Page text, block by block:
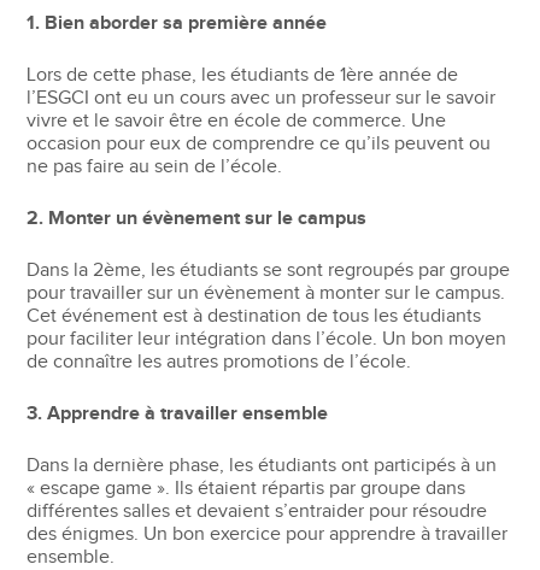
1. Bien aborder sa première année
Lors de cette phase, les étudiants de 1ère année de
l’ESGCI ont eu un cours avec un professeur sur le savoir
vivre et le savoir être en école de commerce. Une
occasion pour eux de comprendre ce qu’ils peuvent ou
ne pas faire au sein de l’école.
2. Monter un évènement sur le campus
Dans la 2ème, les étudiants se sont regroupés par groupe
pour travailler sur un évènement à monter sur le campus.
Cet événement est à destination de tous les étudiants
pour faciliter leur intégration dans l’école. Un bon moyen
de connaître les autres promotions de l’école.
3. Apprendre à travailler ensemble
Dans la dernière phase, les étudiants ont participés à un
« escape game ». Ils étaient répartis par groupe dans
différentes salles et devaient s’entraider pour résoudre
des énigmes. Un bon exercice pour apprendre à travailler
ensemble.